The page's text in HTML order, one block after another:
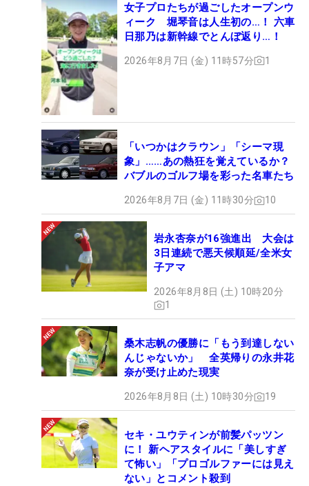
女子プロたちが過ごしたオープンウ
ィーク 堀琴音は人生初の…！ 六車
日那乃は新幹線でとんぼ返り…！
2026年8月7日 (金) 11時57分 1
「いつかはクラウン」「シーマ現
象」……あの熱狂を覚えているか？
バブルのゴルフ場を彩った名車たち
2026年8月7日 (金) 11時30分 10
岩永杏奈が16強進出 大会は
3日連続で悪天候順延/全米女
子アマ
2026年8月8日 (土) 10時20分
1
桑木志帆の優勝に「もう到達しない
んじゃないか」 全英帰りの永井花
奈が受け止めた現実
2026年8月8日 (土) 10時30分 19
セキ・ユウティンが前髪パッツン
に！ 新ヘアスタイルに「美しすぎ
て怖い」「プロゴルファーには見え
ない」とコメント殺到